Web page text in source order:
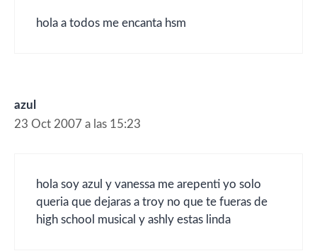
hola a todos me encanta hsm
azul
23 Oct 2007 a las 15:23
hola soy azul y vanessa me arepenti yo solo
queria que dejaras a troy no que te fueras de
high school musical y ashly estas linda